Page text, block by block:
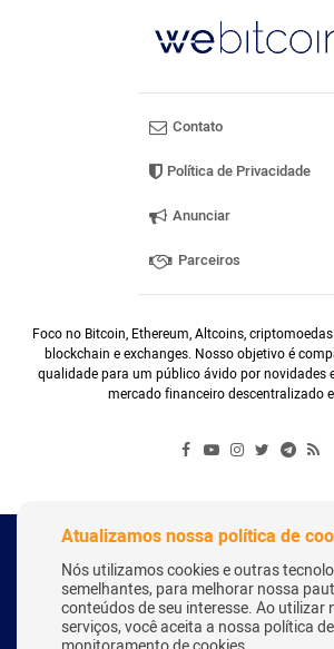
Contato
Política de Privacidade
Anunciar
Parceiros
Foco no Bitcoin, Ethereum, Altcoins,
blockchain e exchanges. Nosso objetivo é
qualidade para um público ávido por novidades
mercado financeiro descentralizado
Copyright Webitcoin 2018 - Todos os
Desenvolvido por: Herick Correa
Atualizamos nossa política de
Nós utilizamos cookies e outras
semelhantes, para melhorar nossa
conteúdos de seu interesse. Ao utilizar
serviços, você aceita a nossa política de